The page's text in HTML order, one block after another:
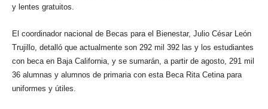
y lentes gratuitos.
El coordinador nacional de Becas para el Bienestar, Julio César León
Trujillo, detalló que actualmente son 292 mil 392 las y los estudiantes
con beca en Baja California, y se sumarán, a partir de agosto, 291 mil
36 alumnas y alumnos de primaria con esta Beca Rita Cetina para
uniformes y útiles.